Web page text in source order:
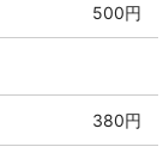
500円
380円